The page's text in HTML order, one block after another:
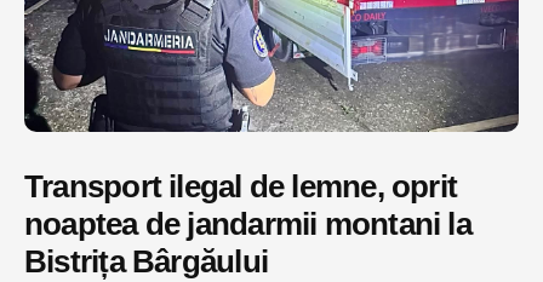
Transport ilegal de lemne, oprit
noaptea de jandarmii montani la
Bistrița Bârgăului